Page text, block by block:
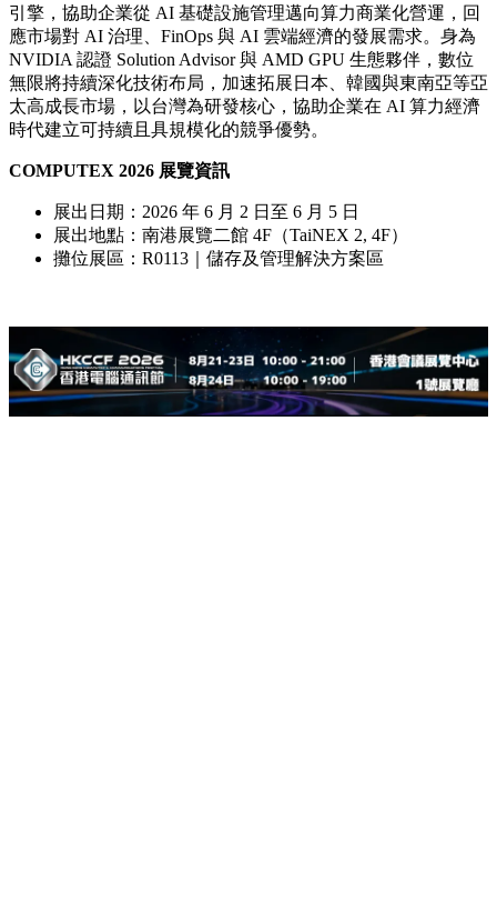
引擎，協助企業從 AI 基礎設施管理邁向算力商業化營運，回
應市場對 AI 治理、FinOps 與 AI 雲端經濟的發展需求。身為
NVIDIA 認證 Solution Advisor 與 AMD GPU 生態夥伴，數位
無限將持續深化技術布局，加速拓展日本、韓國與東南亞等亞
太高成長市場，以台灣為研發核心，協助企業在 AI 算力經濟
時代建立可持續且具規模化的競爭優勢。
COMPUTEX 2026 展覽資訊
展出日期：2026 年 6 月 2 日至 6 月 5 日
展出地點：南港展覽二館 4F（TaiNEX 2, 4F）
攤位展區：R0113｜儲存及管理解決方案區